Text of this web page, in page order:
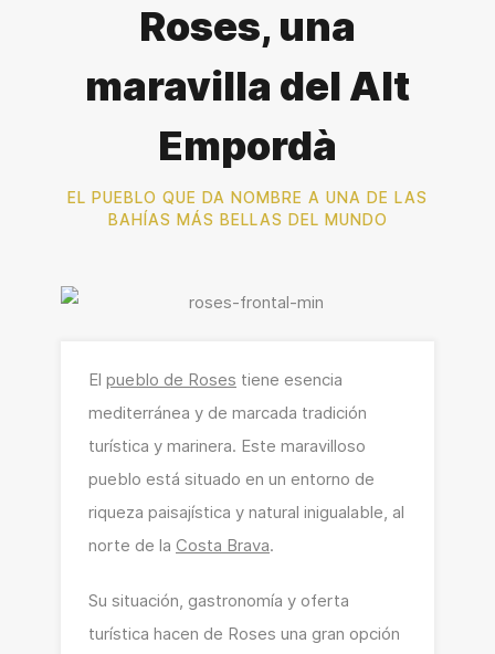
Roses, una
maravilla del Alt
Empordà
EL PUEBLO QUE DA NOMBRE A UNA DE LAS
BAHÍAS MÁS BELLAS DEL MUNDO
El pueblo de Roses tiene esencia
mediterránea y de marcada tradición
turística y marinera. Este maravilloso
pueblo está situado en un entorno de
riqueza paisajística y natural inigualable, al
norte de la Costa Brava.
Su situación, gastronomía y oferta
turística hacen de Roses una gran opción